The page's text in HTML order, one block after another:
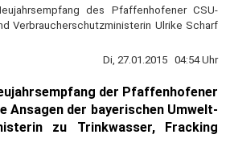
des Pfaffenhofener CSU-
Verbraucherschutzministerin Ulrike Scharf
Di, 27.01.2015 04:54 Uhr
der Pfaffenhofener
Ansagen der bayerischen Umwelt-
zu Trinkwasser, Fracking